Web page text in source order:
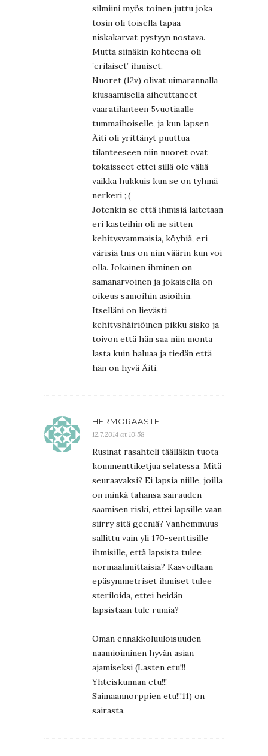
silmiini myös toinen juttu joka
tosin oli toisella tapaa
niskakarvat pystyyn nostava.
Mutta siinäkin kohteena oli
’erilaiset’ ihmiset.
Nuoret (12v) olivat uimarannalla
kiusaamisella aiheuttaneet
vaaratilanteen 5vuotiaalle
tummaihoiselle, ja kun lapsen
Äiti oli yrittänyt puuttua
tilanteeseen niin nuoret ovat
tokaisseet ettei sillä ole väliä
vaikka hukkuis kun se on tyhmä
nerkeri ;,(
Jotenkin se että ihmisiä laitetaan
eri kasteihin oli ne sitten
kehitysvammaisia, köyhiä, eri
värisiä tms on niin väärin kun voi
olla. Jokainen ihminen on
samanarvoinen ja jokaisella on
oikeus samoihin asioihin.
Itselläni on lievästi
kehityshäiriöinen pikku sisko ja
toivon että hän saa niin monta
lasta kuin haluaa ja tiedän että
hän on hyvä Äiti.
HERMORAASTE
12.7.2014 at 10:58
Rusinat rasahteli täälläkin tuota
kommenttiketjua selatessa. Mitä
seuraavaksi? Ei lapsia niille, joilla
on minkä tahansa sairauden
saamisen riski, ettei lapsille vaan
siirry sitä geeniä? Vanhemmuus
sallittu vain yli 170-senttisille
ihmisille, että lapsista tulee
normaalimittaisia? Kasvoiltaan
epäsymmetriset ihmiset tulee
steriloida, ettei heidän
lapsistaan tule rumia?
Oman ennakkoluuloisuuden
naamioiminen hyvän asian
ajamiseksi (Lasten etu!!!
Yhteiskunnan etu!!!
Saimaannorppien etu!!!11) on
sairasta.